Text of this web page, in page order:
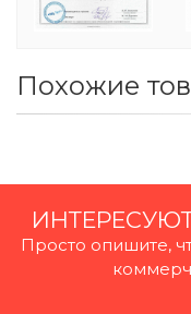
Похожие
Просто опишите,